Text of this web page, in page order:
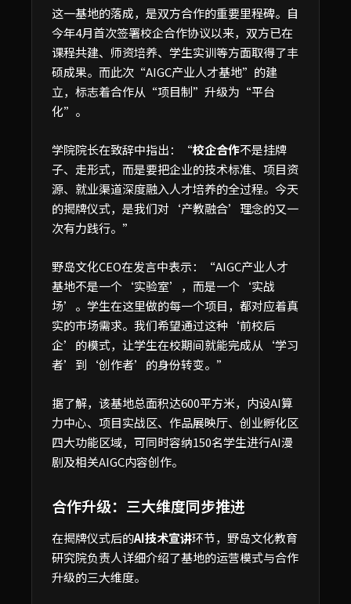
这一基地的落成，是双方合作的重要里程碑。自
今年4月首次签署校企合作协议以来，双方已在
课程共建、师资培养、学生实训等方面取得了丰
硕成果。而此次“AIGC产业人才基地”的建
立，标志着合作从“项目制”升级为“平台
化”。
学院院长在致辞中指出：“校企合作不是挂牌
子、走形式，而是要把企业的技术标准、项目资
源、就业渠道深度融入人才培养的全过程。今天
的揭牌仪式，是我们对‘产教融合’理念的又一
次有力践行。”
野岛文化CEO在发言中表示：“AIGC产业人才
基地不是一个‘实验室’，而是一个‘实战
场’。学生在这里做的每一个项目，都对应着真
实的市场需求。我们希望通过这种‘前校后
企’的模式，让学生在校期间就能完成从‘学习
者’到‘创作者’的身份转变。”
据了解，该基地总面积达600平方米，内设AI算
力中心、项目实战区、作品展映厅、创业孵化区
四大功能区域，可同时容纳150名学生进行AI漫
剧及相关AIGC内容创作。
合作升级：三大维度同步推进
在揭牌仪式后的AI技术宣讲环节，野岛文化教育
研究院负责人详细介绍了基地的运营模式与合作
升级的三大维度。